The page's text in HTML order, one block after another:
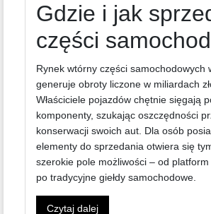
Gdzie i jak
części
Rynek wtórny części samochodowych
generuje obroty liczone w miliardach
Właściciele pojazdów chętnie sięgają
komponenty, szukając oszczędności
konserwacji swoich aut. Dla osób
elementy do sprzedania otwiera się
szerokie pole możliwości – od
po tradycyjne giełdy samochodowe.
Czytaj dalej